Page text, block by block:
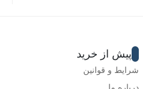
پیش از خرید
شرایط و قوانین